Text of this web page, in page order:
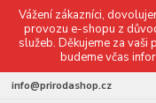
Vážení zákazníci,
provozu e-shopu z
služeb. Děkujeme za
budeme včas
info@prirodashop.cz